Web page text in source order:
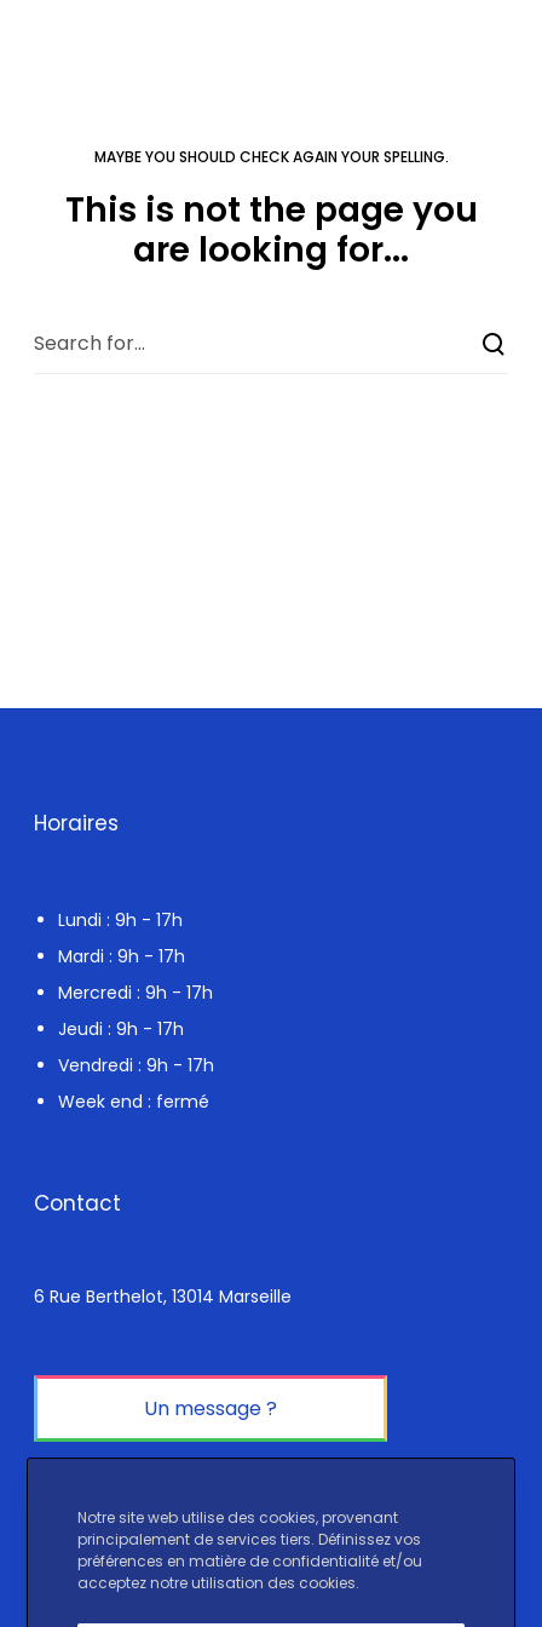
MAYBE YOU SHOULD CHECK AGAIN YOUR SPELLING.
This is not the page you
are looking for...
Horaires
Lundi : 9h - 17h
Mardi : 9h - 17h
Mercredi : 9h - 17h
Jeudi : 9h - 17h
Vendredi : 9h - 17h
Week end : fermé
Contact
6 Rue Berthelot, 13014 Marseille
Un message ?
LinkedIn TikTok
Notre site web utilise des cookies, provenant
principalement de services tiers. Définissez vos
préférences en matière de confidentialité et/ou
acceptez notre utilisation des cookies.